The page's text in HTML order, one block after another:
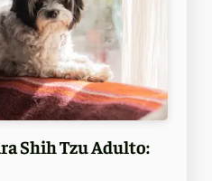
Shih Tzu Adulto: